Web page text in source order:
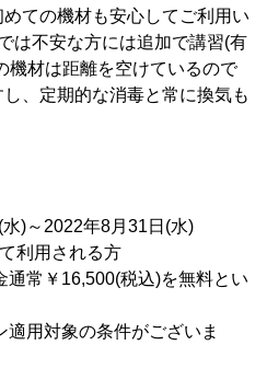
ての機材も安心してご利用い
は不安な方には追加で講習(有
機材は距離を空けているので
、定期的な消毒と常に換気も
～2022年8月31日(水)
利用される方
常￥16,500(税込)を無料とい
象の条件がございま